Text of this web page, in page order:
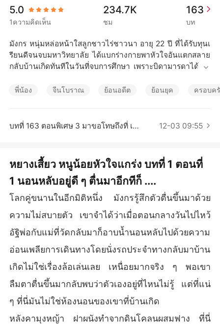
ดาวน์โหลดแอป
มหาเศรษฐี
เรื่องสั้นคัดสรร
5.0
1ความคิดเห็น
234.7K
ชม
163
บท
มังกร หนุ่มหล่อหน้าใสลูกชาวไร่ชาวนา อายุ 22 ปี ที่ได้รับทุนเ
รียนดีจนจบมหาวิทยาลัย ได้แบกร่างกายพาหัวใจอันแตกสลาย
กลับบ้านเกิดทันทีในวันที่จบการศึกษา เพราะบิดามารดาได้เสีย
นสิบล้อที่เบรคแตกเสียหลักพุ่งชนรถของพ่อแม่ของมังกร เมื่อสู
ฒนาที่ดินมรดกในบ้านเกิด
ตั้งตัว ตายแบบไม่ตั้งใจและไม่เต็มใจที่สุด เขาจำได้เพียงแค่ว่า
หลังจากเดินทางกลับมาถึงบ้านเกิดเขาได้ไปไหว้พ่อกับแม่ที่วัด
ในหมู่บ้าน แล้วก็กลับมานอนแต่พอเขากลับตื่นขึ้นมาในร่างขอ
งเด็กชาย อายุ 8ขวบ กับบ้านพุๆพังๆ เขาตื่นมาในร่างของคนอื่
นไม่พอ แล้วเขาไม่รู้ด้วยซ้ำว่าที่นี่มันที่ไหน และใครพาเขามา
แล้วมังกรจะทำยังไงต่อไปกับชีวิตที่อยู่ในร่างเด็กชายยากจนค
นนี้ มาติดตามชีวิตใหม่ของมังกรกันต่อไปค่ะ
พี่น้อง จีนโบราณ ย้อนอดีต ย้อนยุค ครอบค
บทที่ 163 ตอนพิเศษ 3 มาขอโทษถึงที่ เข้าวังหลวง 12-03 09:55
หยางเสี้ยว หนูน้อยหัวใจแกร่ง บทที่ 1 ตอนที่
1 นอนหลับอยู่ดี ๆ ตื่นมาอีกทีก็ ....
โลกคู่ขนานในอีกมิติหนึ่ง มังกรรู้สึกตัวตื่นขึ้นมาด้วย
ความไม่สบายตัว เขาจำได้ว่าเมื่อตอนกลางวันไปไหว้
อัฐิพ่อกับแม่ที่วัดกลับมาก็อาบน้ำนอนหลับไปด้วยความ
อ่อนเพลียการเดินทางโดยนั่งรถประจำทางกลับมาบ้าน
เกิดไม่ใช่เรื่องล้อเล่นเลย เหนื่อยมากจริง ๆ พอเขา
ลืมตาตื่นขึ้นมากลับพบว่าตัวเองอยู่ที่ไหนไม่รู้ แต่ที่แน่
ๆ ที่นี่มันไม่ใช่ห้องนอนของเขาที่บ้านเกิด
หลังคามุงหญ้า ฝาผนังทำจากดินโคลนผสมฟาง ที่นี่